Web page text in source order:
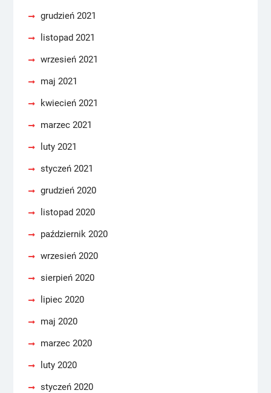
grudzień 2021
listopad 2021
wrzesień 2021
maj 2021
kwiecień 2021
marzec 2021
luty 2021
styczeń 2021
grudzień 2020
listopad 2020
październik 2020
wrzesień 2020
sierpień 2020
lipiec 2020
maj 2020
marzec 2020
luty 2020
styczeń 2020